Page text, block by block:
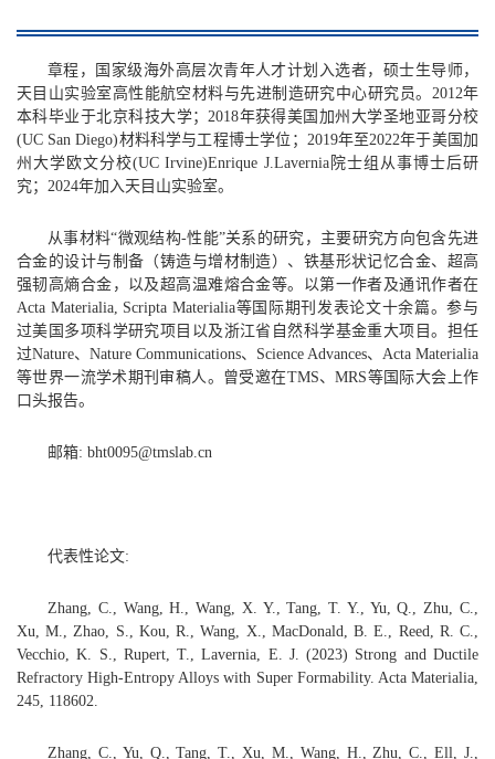
章程，国家级海外高层次青年人才计划入选者，硕士生导师，
天目山实验室高性能航空材料与先进制造研究中心研究员。2012年
本科毕业于北京科技大学；2018年获得美国加州大学圣地亚哥分校
(UC San Diego)材料科学与工程博士学位；2019年至2022年于美国加
州大学欧文分校(UC Irvine)Enrique J.Lavernia院士组从事博士后研
究；2024年加入天目山实验室。
从事材料“微观结构-性能”关系的研究，主要研究方向包含先进
合金的设计与制备（铸造与增材制造）、铁基形状记忆合金、超高
强韧高熵合金，以及超高温难熔合金等。以第一作者及通讯作者在
Acta Materialia, Scripta Materialia等国际期刊发表论文十余篇。参与
过美国多项科学研究项目以及浙江省自然科学基金重大项目。担任
过Nature、Nature Communications、Science Advances、Acta Materialia
等世界一流学术期刊审稿人。曾受邀在TMS、MRS等国际大会上作
口头报告。
邮箱: bht0095@tmslab.cn
代表性论文:
Zhang, C., Wang, H., Wang, X. Y., Tang, T. Y., Yu, Q., Zhu, C.,
Xu, M., Zhao, S., Kou, R., Wang, X., MacDonald, B. E., Reed, R. C.,
Vecchio, K. S., Rupert, T., Lavernia, E. J. (2023) Strong and Ductile
Refractory High-Entropy Alloys with Super Formability. Acta Materialia,
245, 118602.
Zhang, C., Yu, Q., Tang, T., Xu, M., Wang, H., Zhu, C., Ell, J.,